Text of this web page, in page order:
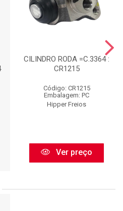
CILINDRO RODA =C.3364 :
CR1215
Código: CR1215
Embalagem: PC
Hipper Freios
Ver preço